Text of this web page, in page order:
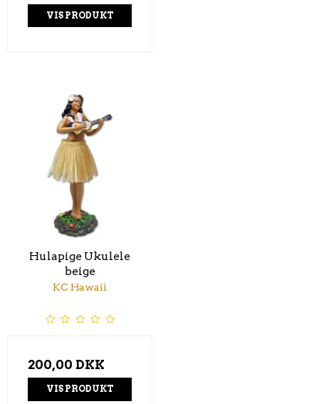
VIS PRODUKT
Hulapige Ukulele
beige
KC Hawaii
200,00 DKK
VIS PRODUKT